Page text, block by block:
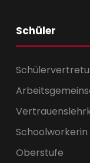
Schüler
Schoolworkerin
Oberstufe